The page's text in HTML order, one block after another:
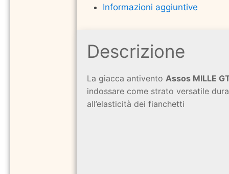
Informazioni aggiuntive
Descrizione
La giacca antiventoAssos MILLE
indossare come strato versatile
all’elasticità dei fianchetti